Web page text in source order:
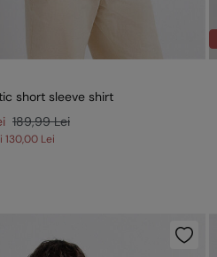
short sleeve shirt
189,99 Lei
130,00 Lei